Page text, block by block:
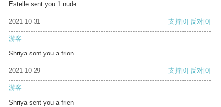
Estelle sent you 1 nude
2021-10-31 支持[0] 反对[0]
游客
Shriya sent you a frien
2021-10-29 支持[0] 反对[0]
游客
Shriya sent you a frien